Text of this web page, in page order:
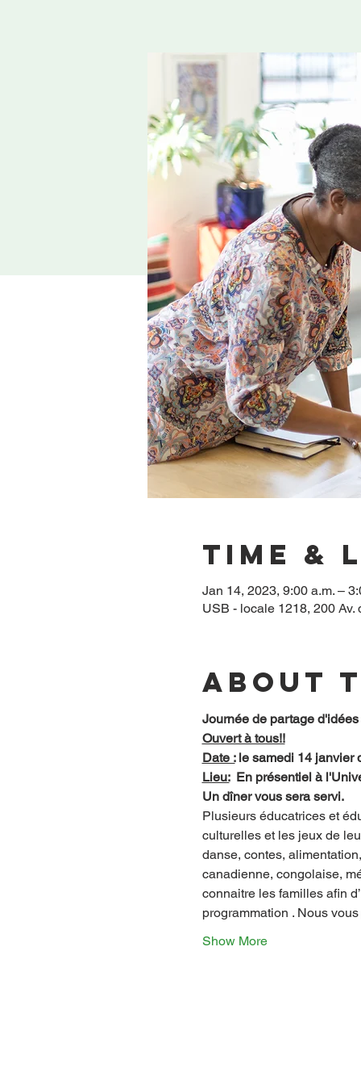
Time &
Jan 14, 2023, 9:00 a.m. –
USB - locale 1218, 200
About
Journée de partage
Ouvert à tous!!
Date : le samedi 14 janvier
Lieu: En présentiel à
Un dîner vous sera servi.
Plusieurs éducatrices et
culturelles et les jeux de
danse, contes,
canadienne, congolaise,
connaitre les familles afin
programmation . Nous
Show More